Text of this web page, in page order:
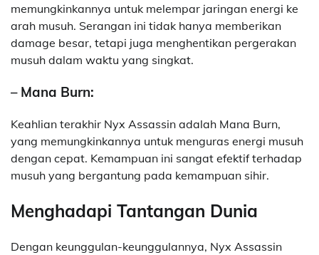
memungkinkannya untuk melempar jaringan energi ke
arah musuh. Serangan ini tidak hanya memberikan
damage besar, tetapi juga menghentikan pergerakan
musuh dalam waktu yang singkat.
– Mana Burn:
Keahlian terakhir Nyx Assassin adalah Mana Burn,
yang memungkinkannya untuk menguras energi musuh
dengan cepat. Kemampuan ini sangat efektif terhadap
musuh yang bergantung pada kemampuan sihir.
Menghadapi Tantangan Dunia
Dengan keunggulan-keunggulannya, Nyx Assassin